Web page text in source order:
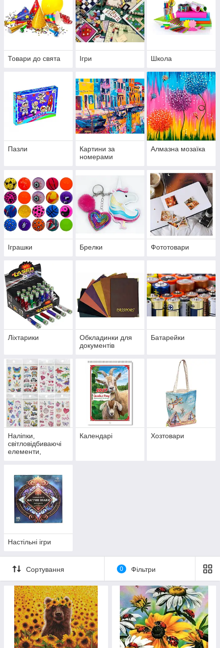
Товари до свята Ігри Школа
Пазли
Картини за
номерами
Алмазна мозаїка
Іграшки Брелки Фототовари
Ліхтарики
Обкладинки для
документів
Батарейки
Наліпки,
світловідбиваючі
елементи,
Календарі Хозтовари
Настільні ігри
Сортування 0 Фільтри